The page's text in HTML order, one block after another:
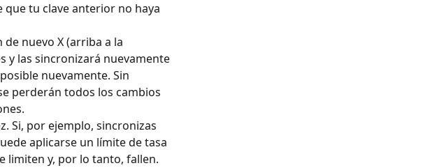
que tu clave anterior no haya
nuevo X (arriba a la
y las sincronizará nuevamente
nuevamente. Sin
perderán todos los cambios
Si, por ejemplo, sincronizas
aplicarse un límite de tasa
limiten y, por lo tanto, fallen.